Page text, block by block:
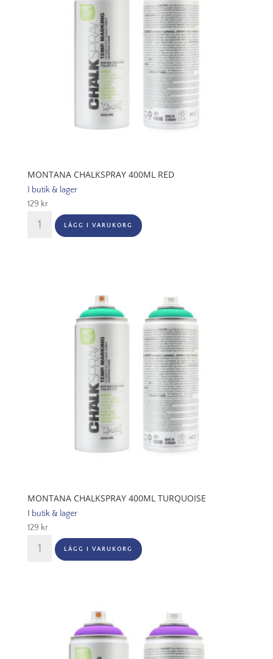
MONTANA CHALKSPRAY 400ML RED
I butik & lager
129 kr
Montana
Chalkspray
LÄGG I VARUKORG
MONTANA CHALKSPRAY 400ML TURQUOISE
I butik & lager
129 kr
Montana
Chalkspray
LÄGG I VARUKORG